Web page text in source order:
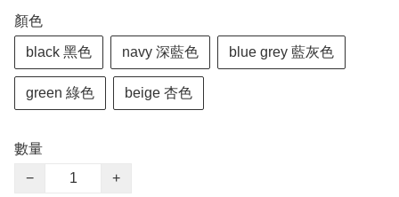
顏色
black 黑色 navy 深藍色 blue grey 藍灰色
green 綠色 beige 杏色
數量
−
+